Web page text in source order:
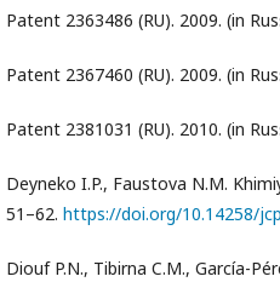
Patent 2363486 (RU). 2009. (in
Patent 2367460 (RU). 2009. (in
Patent 2381031 (RU). 2010. (in
Deyneko I.P., Faustova N.M.
51–62. https://doi.org/10.14258/
Diouf P.N., Tibirna C.M., García-